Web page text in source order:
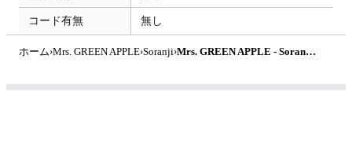
コード有無 無し
ホーム›Mrs. GREEN APPLE›Soranji› Mrs. GREEN APPLE - Soranji (映画『ラーゲリより愛を込めて』主題歌) by そうちゃん